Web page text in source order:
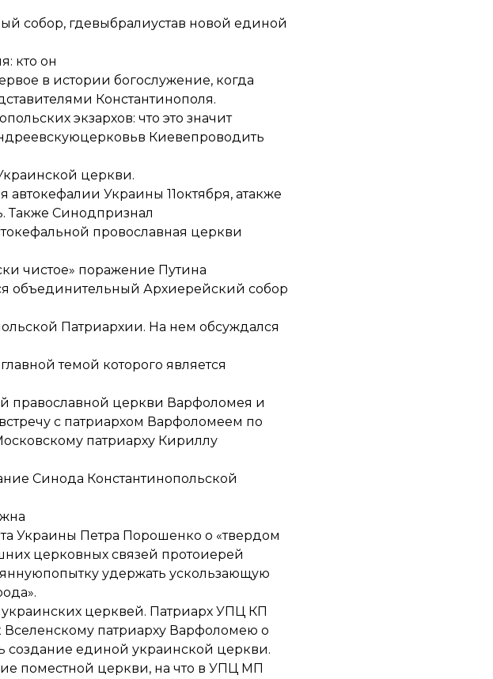
собор, гдевыбралиустав новой единой
кто он
в истории богослужение, когда
Константинополя.
экзархов: что это значит
Киевепроводить
церкви.
Украины 11октября, атакже
Также Синодпризнал
провославная церкви
чистое» поражение Путина
объединительный Архиерейский собор
Патриархии. На нем обсуждался
главной темой которого является
православной церкви Варфоломея и
с патриархом Варфоломеем по
патриарху Кириллу
Синода Константинопольской
Украины Петра Порошенко о «твердом
церковных связей протоиерей
удержать ускользающую
церквей. Патриарх УПЦ КП
патриарху Варфоломею о
создание единой украинской церкви.
поместной церкви, на что в УПЦ МП